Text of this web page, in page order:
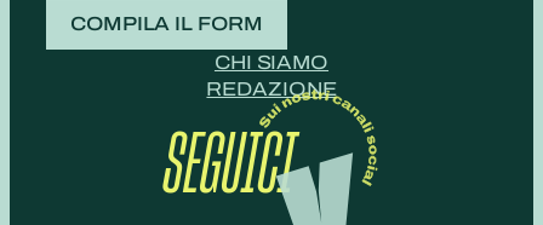
COMPILA IL FORM
CHI SIAMO
REDAZIONE
SEGUICI